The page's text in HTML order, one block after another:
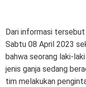
Dari informasi
Sabtu 08 April 2023
bahwa seorang laki-
jenis ganja sedang
tim melakukan